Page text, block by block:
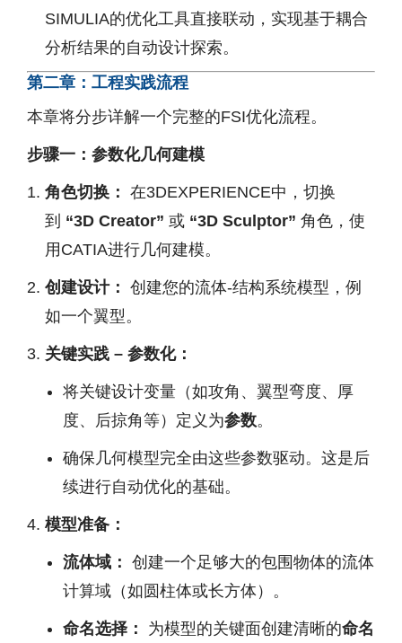
SIMULIA的优化工具直接联动，实现基于耦合
分析结果的自动设计探索。
第二章：工程实践流程
本章将分步详解一个完整的FSI优化流程。
步骤一：参数化几何建模
角色切换： 在3DEXPERIENCE中，切换
到 “3D Creator” 或 “3D Sculptor” 角色，使
用CATIA进行几何建模。
创建设计： 创建您的流体-结构系统模型，例
如一个翼型。
关键实践 – 参数化：
将关键设计变量（如攻角、翼型弯度、厚
度、后掠角等）定义为参数。
确保几何模型完全由这些参数驱动。这是后
续进行自动优化的基础。
模型准备：
流体域： 创建一个足够大的包围物体的流体
计算域（如圆柱体或长方体）。
命名选择： 为模型的关键面创建清晰的命名